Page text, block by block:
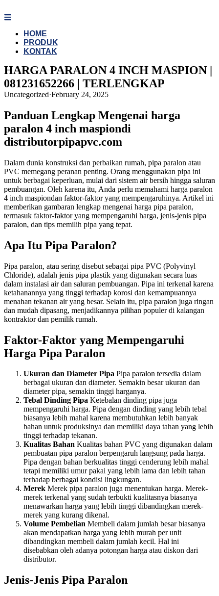
to
HOME
PRODUK
KONTAK
HARGA PARALON 4 INCH MASPION |
081231652266 | TERLENGKAP
Uncategorized·February 24, 2025
Panduan Lengkap Mengenai harga
paralon 4 inch maspiondi
distributorpipapvc.com
Dalam dunia konstruksi dan perbaikan rumah, pipa paralon atau
PVC memegang peranan penting. Orang menggunakan pipa ini
untuk berbagai keperluan, mulai dari sistem air bersih hingga saluran
pembuangan. Oleh karena itu, Anda perlu memahami harga paralon
4 inch maspiondan faktor-faktor yang mempengaruhinya. Artikel ini
memberikan gambaran lengkap mengenai harga pipa paralon,
termasuk faktor-faktor yang mempengaruhi harga, jenis-jenis pipa
paralon, dan tips memilih pipa yang tepat.
Apa Itu Pipa Paralon?
Pipa paralon, atau sering disebut sebagai pipa PVC (Polyvinyl
Chloride), adalah jenis pipa plastik yang digunakan secara luas
dalam instalasi air dan saluran pembuangan. Pipa ini terkenal karena
ketahanannya yang tinggi terhadap korosi dan kemampuannya
menahan tekanan air yang besar. Selain itu, pipa paralon juga ringan
dan mudah dipasang, menjadikannya pilihan populer di kalangan
kontraktor dan pemilik rumah.
Faktor-Faktor yang Mempengaruhi
Harga Pipa Paralon
Ukuran dan Diameter Pipa Pipa paralon tersedia dalam
berbagai ukuran dan diameter. Semakin besar ukuran dan
diameter pipa, semakin tinggi harganya.
Tebal Dinding Pipa Ketebalan dinding pipa juga
mempengaruhi harga. Pipa dengan dinding yang lebih tebal
biasanya lebih mahal karena membutuhkan lebih banyak
bahan untuk produksinya dan memiliki daya tahan yang lebih
tinggi terhadap tekanan.
Kualitas Bahan Kualitas bahan PVC yang digunakan dalam
pembuatan pipa paralon berpengaruh langsung pada harga.
Pipa dengan bahan berkualitas tinggi cenderung lebih mahal
tetapi memiliki umur pakai yang lebih lama dan lebih tahan
terhadap berbagai kondisi lingkungan.
Merek Merek pipa paralon juga menentukan harga. Merek-
merek terkenal yang sudah terbukti kualitasnya biasanya
menawarkan harga yang lebih tinggi dibandingkan merek-
merek yang kurang dikenal.
Volume Pembelian Membeli dalam jumlah besar biasanya
akan mendapatkan harga yang lebih murah per unit
dibandingkan membeli dalam jumlah kecil. Hal ini
disebabkan oleh adanya potongan harga atau diskon dari
distributor.
Jenis-Jenis Pipa Paralon